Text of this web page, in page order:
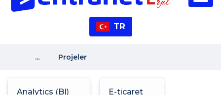
TR
... Projeler
Analytics (BI) E-ticaret